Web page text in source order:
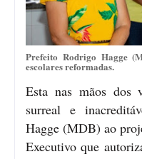
Prefeito Rodrigo Hagge
escolares reformadas.
Esta nas mãos dos
surreal e
Hagge (MDB) ao
Executivo que